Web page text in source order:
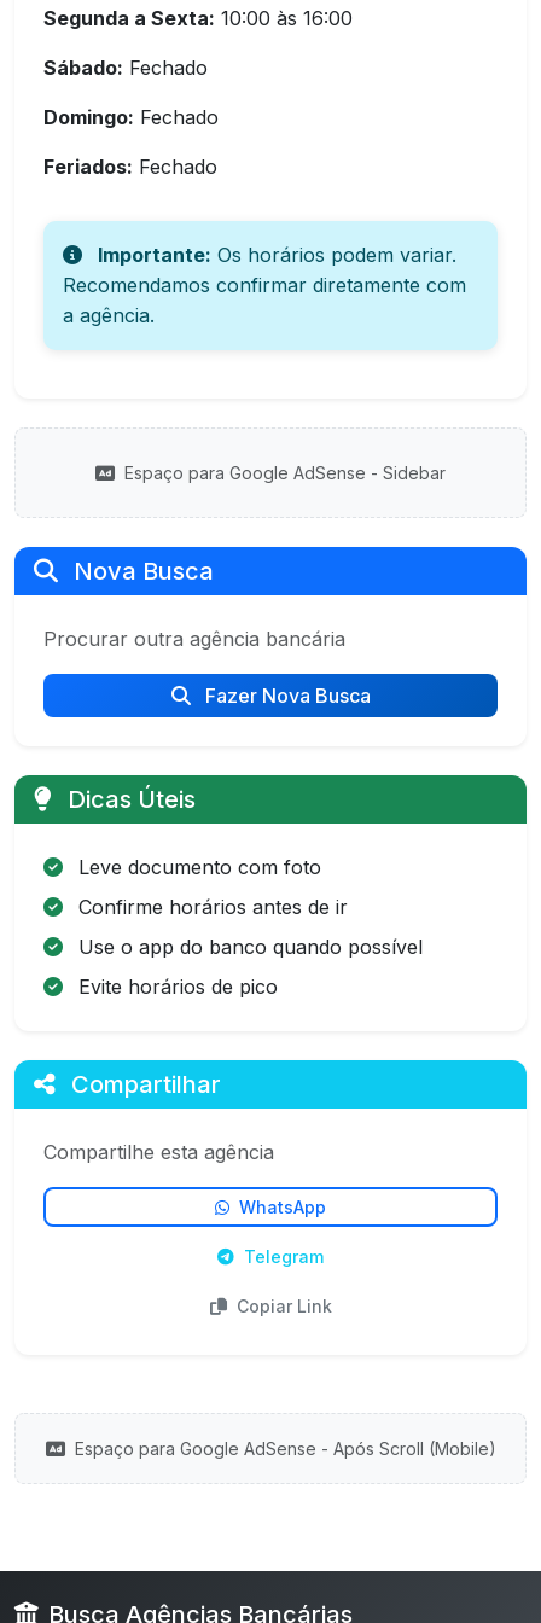
Segunda a Sexta: 10:00 às 16:00
Sábado: Fechado
Domingo: Fechado
Feriados: Fechado
Importante: Os horários podem variar.
Recomendamos confirmar diretamente com
a agência.
Espaço para Google AdSense - Sidebar
Nova Busca
Procurar outra agência bancária
Fazer Nova Busca
Dicas Úteis
Leve documento com foto
Confirme horários antes de ir
Use o app do banco quando possível
Evite horários de pico
Compartilhar
Compartilhe esta agência
WhatsApp
Telegram
Copiar Link
Espaço para Google AdSense - Após Scroll (Mobile)
Busca Agências Bancárias